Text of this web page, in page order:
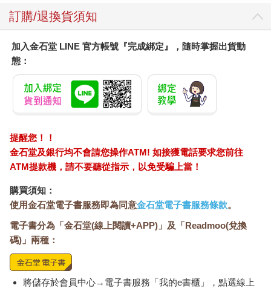
訂購/退換貨須知
加入金石堂 LINE 官方帳號『完成綁定』，隨時掌握出貨動
態：
提醒您！！
金石堂及銀行均不會請您操作ATM! 如接獲電話要求您前往
ATM提款機，請不要聽從指示，以免受騙上當！
購買須知：
使用金石堂電子書服務即為同意金石堂電子書服務條款。
電子書分為「金石堂(線上閱讀+APP)」及「Readmoo(兌換
碼)」兩種：
將儲存於會員中心→電子書服務「我的e書櫃」，點選線上